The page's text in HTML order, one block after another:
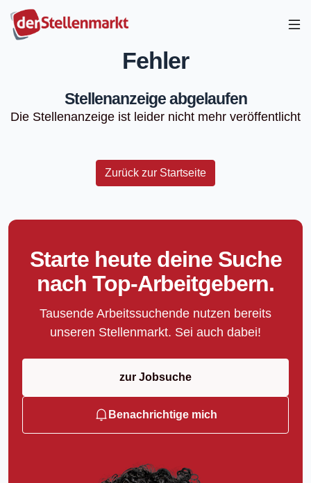
Fehler
Stellenanzeige abgelaufen
Die Stellenanzeige ist leider nicht mehr veröffentlicht
Zurück zur Startseite
Starte heute deine Suche
nach Top-Arbeitgebern.
Tausende Arbeitssuchende nutzen bereits
unseren Stellenmarkt. Sei auch dabei!
zur Jobsuche
Benachrichtige mich